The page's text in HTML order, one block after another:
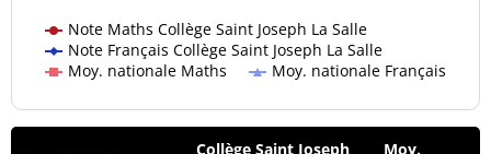
Note Maths Collège Saint Joseph La Salle
Note Français Collège Saint Joseph La Salle
Moy. nationale Maths
Moy. nationale Français
Collège Saint Joseph
Moy.